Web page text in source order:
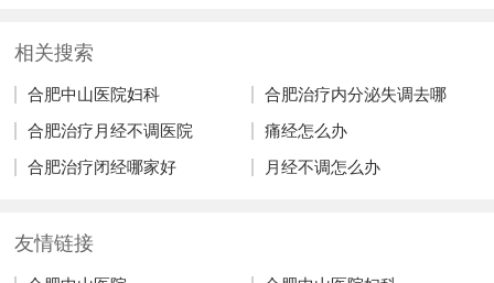
相关搜索
合肥中山医院妇科 合肥治疗内分泌失调去哪
合肥治疗月经不调医院 痛经怎么办
合肥治疗闭经哪家好 月经不调怎么办
友情链接